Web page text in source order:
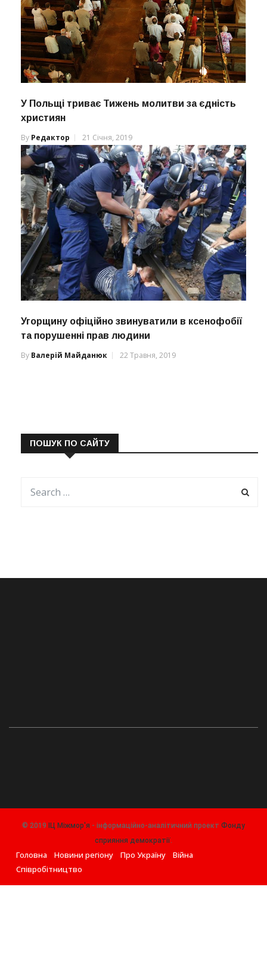
У Польщі триває Тижень молитви за єдність
християн
By Редактор 21 Січня, 2019
Угорщину офіційно звинуватили в ксенофобії
та порушенні прав людини
By Валерій Майданюк 22 Травня, 2019
ПОШУК ПО САЙТУ
© 2019 ІЦ Міжмор'я - інформаційно-аналітичний проект Фонду
сприяння демократії.
Головна Новини регіону Про Україну
Війна
Співробітництво